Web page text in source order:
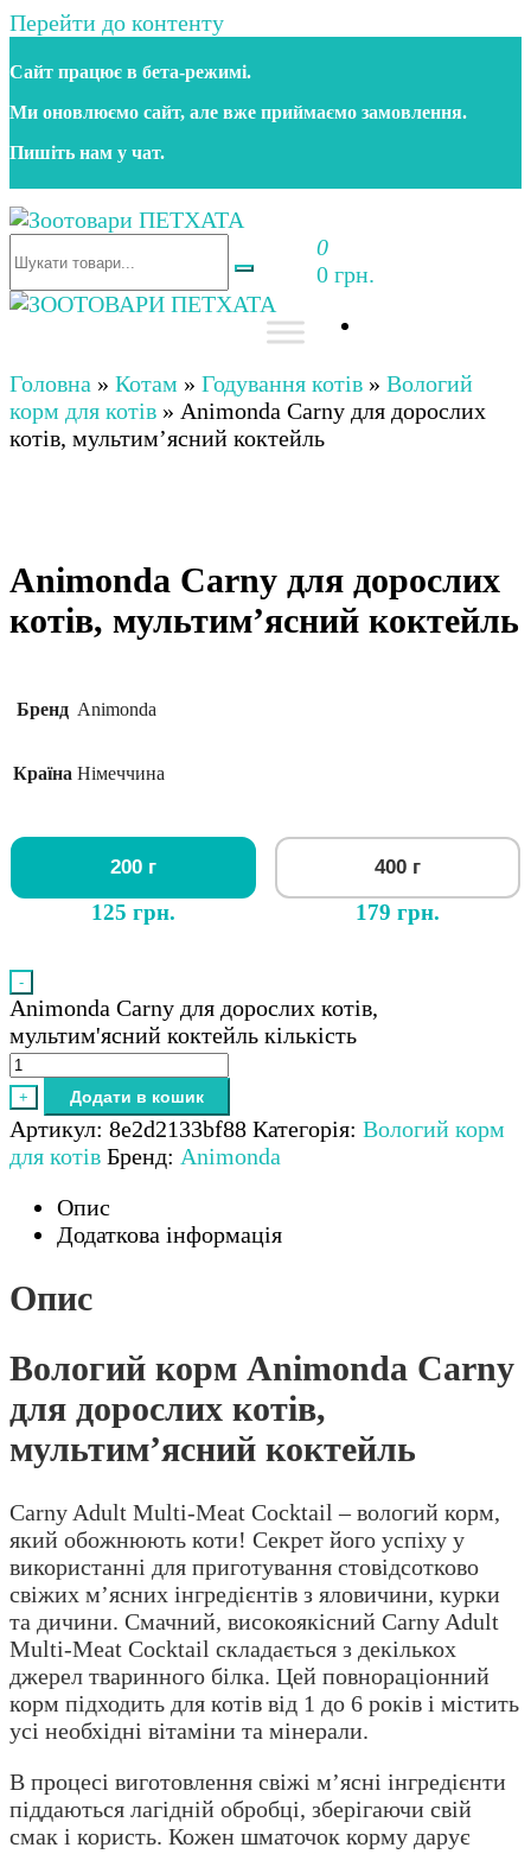
Перейти до контенту
Сайт працює в бета‑режимі.
Ми оновлюємо сайт, але вже приймаємо замовлення.
Пишіть нам у чат.
Зоотовари ПЕТХАТА
Зоомагазин для собак та котів | Корм, іграшки,
аксесуари та догляд за тваринами. Доставка по
0
0 грн.
аксесуари та догляд за тваринами. Доставка по
Україні
Головна » Котам » Годування котів » Вологий
корм для котів » Animonda Carny для дорослих
котів, мультим’ясний коктейль
Animonda Carny для дорослих
котів, мультим’ясний коктейль
Бренд Animonda
Країна Німеччина
200 г
125 грн.
400 г
179 грн.
-
Animonda Carny для дорослих котів,
мультим'ясний коктейль кількість
+ Додати в кошик
Артикул: 8e2d2133bf88 Категорія: Вологий корм
для котів Бренд: Animonda
Опис
Додаткова інформація
Опис
Вологий корм Animonda Carny
для дорослих котів,
мультим’ясний коктейль
Carny Adult Multi-Meat Cocktail – вологий корм,
який обожнюють коти! Секрет його успіху у
використанні для приготування стовідсотково
свіжих м’ясних інгредієнтів з яловичини, курки
та дичини. Смачний, високоякісний Carny Adult
Multi-Meat Cocktail складається з декількох
джерел тваринного білка. Цей повнораціонний
корм підходить для котів від 1 до 6 років і містить
усі необхідні вітаміни та мінерали.
В процесі виготовлення свіжі м’ясні інгредієнти
піддаються лагідній обробці, зберігаючи свій
смак і користь. Кожен шматочок корму дарує